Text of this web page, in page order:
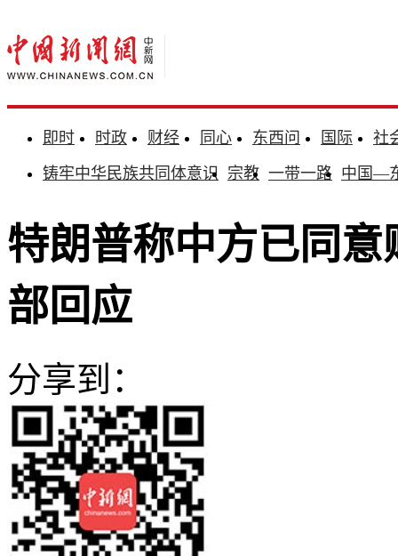
即时 时政 财经 同心 东西问 国际
社
铸牢中华民族共同体意识 宗教 一带一路 中国—
特朗普称中方已同
部回应
分享到：